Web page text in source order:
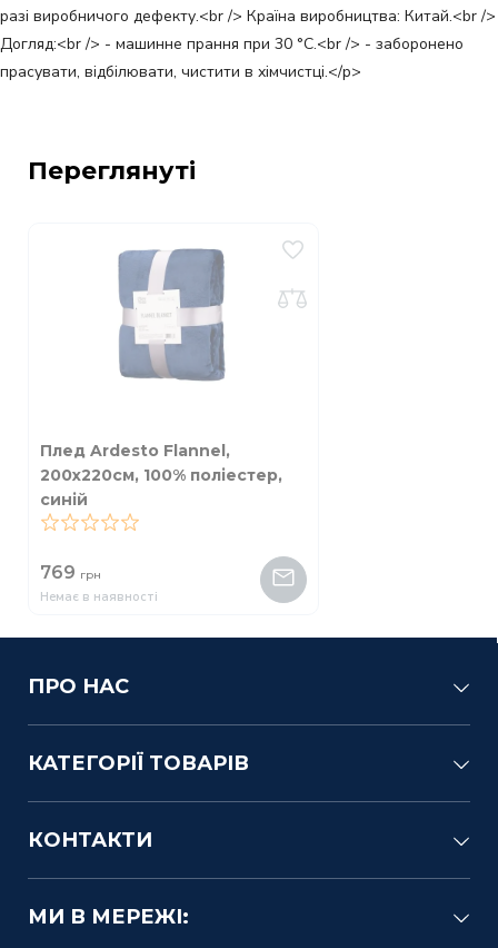
разі виробничого дефекту.<br /> Країна виробництва: Китай.<br />
Догляд:<br /> - машинне прання при 30 °C.<br /> - заборонено
прасувати, відбілювати, чистити в хімчистці.</p>
Переглянуті
Плед Ardesto Flannel,
200x220см, 100% поліестер,
синій
769 грн
Немає в наявності
ПРО НАС
КАТЕГОРІЇ ТОВАРІВ
КОНТАКТИ
МИ В МЕРЕЖІ: